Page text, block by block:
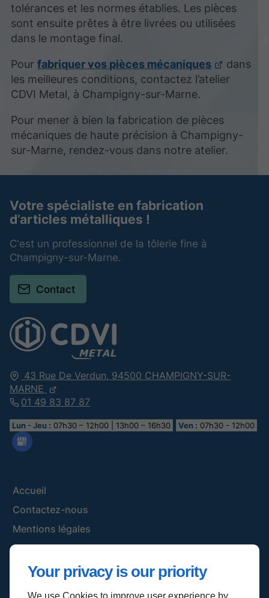
Your privacy is our priority
We use Cookies to improve user experience by
tolérances et les normes établies. Les pièces
sont ensuite prêtes à être livrées ou utilisées
dans le montage final.
Pourfabriquer vos pièces mécaniques
dans
les meilleures conditions, contactez l’atelier
CDVI Metal, à Champigny-sur-Marne.
Pour mener à bien la fabrication de pièces
mécaniques de haute précision à Champigny-
sur-Marne, rendez-vous dans notre atelier.
43 Rue De Verdun, 94500 CHAMPIGNY-SUR-
MARNE
01 49 83 87 87
Lun - Jeu : 07h30 – 12h00 | 13h00 – 16h30 Ven : 07h30 - 12h00
Accueil
Contactez-nous
Mentions légales
Plan du site
Votre spécialiste en fabrication
d’articles métalliques !
C'est un professionnel de la tôlerie fine à
Champigny-sur-Marne.
Contact